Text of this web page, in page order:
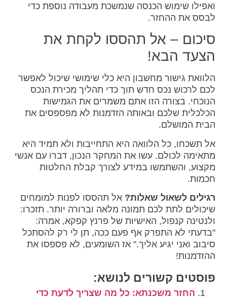
ואפילו שימוש הכנסה שנמשכת מעבודה נוספת כדי
לבסס את ההחזר.
סיכום – אל תהססו לקחת את
הצעד הבא!
הלוואת גישור מחשבון היא כלי שימושי שיכול לאפשר
לכם לרכוש נכס חדש תוך כדי תהליך מכירת הנכס
הנוכחי. בצורה הזו אתם משמרים את הגמישות
הכלכלית שלכם ובאותה הזדמנות לא מפספסים את
הבית המושלם.
אל תשכחו, כל הלוואה היא התחייבות ולא תמיד היא
מתאימה לכולם. עשו את המחקר הנכון, דברו עם אנשי
מקצוע, והשתמשו במידע לצורך קבלת החלטות
חכמות.
רגילים לשאול שאלות? אל תהססו לפנות למומחים
שיכולים לתת לכם תמונה מלאה וברורה יותר. תזכרו:
ולנטינה קנפול, האישיות של פרנץ קפקא, אמרה:
"בדעתי לא התפרק אף פעם ככה, תן לי רק להסתכל
סיבוב ואני יגיע אליך." אז השומעים, לא פספסו את
ההזדמנות!
פוסטים קשורים לנושא:
החזר משכנתא: כל מה שצריך לדעת כדי